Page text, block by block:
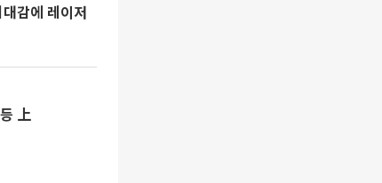
감에 레이저
上